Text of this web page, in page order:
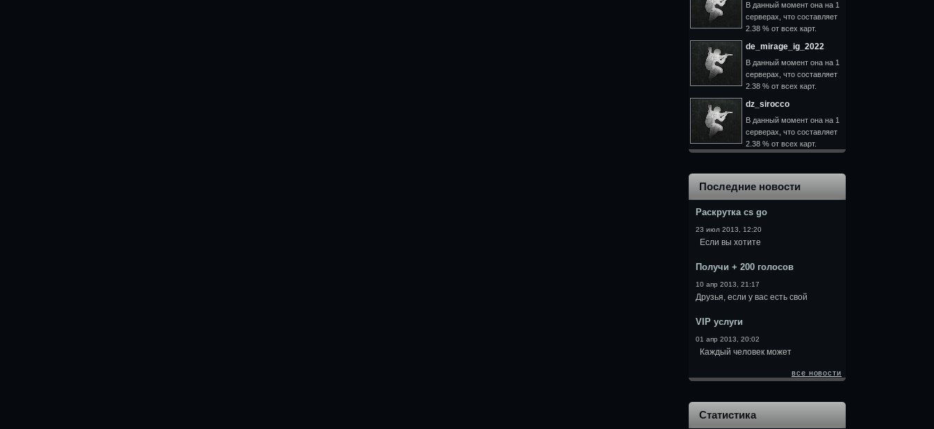
В данный момент она на 1
серверах, что составляет
2.38 % от всех карт.
de_mirage_ig_2022
В данный момент она на 1
серверах, что составляет
2.38 % от всех карт.
dz_sirocco
В данный момент она на 1
серверах, что составляет
2.38 % от всех карт.
Последние новости
Раскрутка cs go
23 июл 2013, 12:20
Если вы хотите
Получи + 200 голосов
10 апр 2013, 21:17
Друзья, если у вас есть свой
VIP услуги
01 апр 2013, 20:02
Каждый человек может
все новости
Статистика